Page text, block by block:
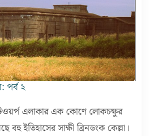
পর্ব ২
এলাকার এক কোণে লোকচক্ষুর
বহু ইতিহাসের সাক্ষী ব্রিনডংক কেল্লা।